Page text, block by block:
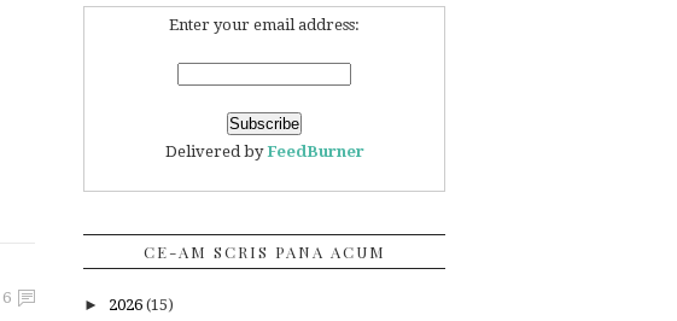
6
Enter your email address:
Delivered byFeedBurner
CE-AM SCRIS PANA ACUM
► 2026 (15)